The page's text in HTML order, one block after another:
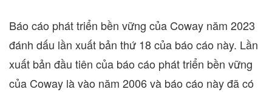
Báo cáo phát triển bền vững của Coway năm 2023
đánh dấu lần xuất bản thứ 18 của báo cáo này. Lần
xuất bản đầu tiên của báo cáo phát triển bền vững
của Coway là vào năm 2006 và báo cáo này đã có